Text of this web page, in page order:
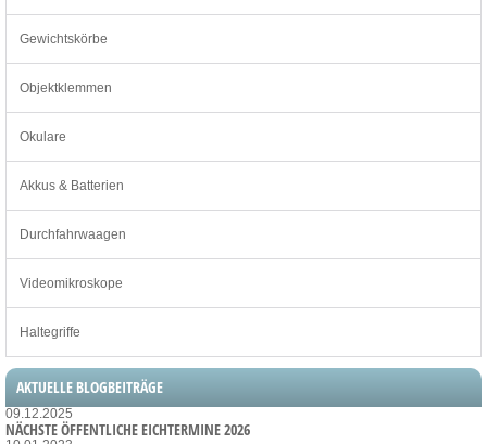
Gewichtskörbe
Objektklemmen
Okulare
Akkus & Batterien
Durchfahrwaagen
Videomikroskope
Haltegriffe
AKTUELLE BLOGBEITRÄGE
09.12.2025
NÄCHSTE ÖFFENTLICHE EICHTERMINE 2026